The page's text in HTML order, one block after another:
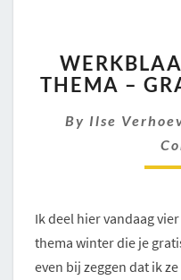
THEMA –
By Ilse
Ik deel hier vandaag
thema winter die je
even bij zeggen dat ik